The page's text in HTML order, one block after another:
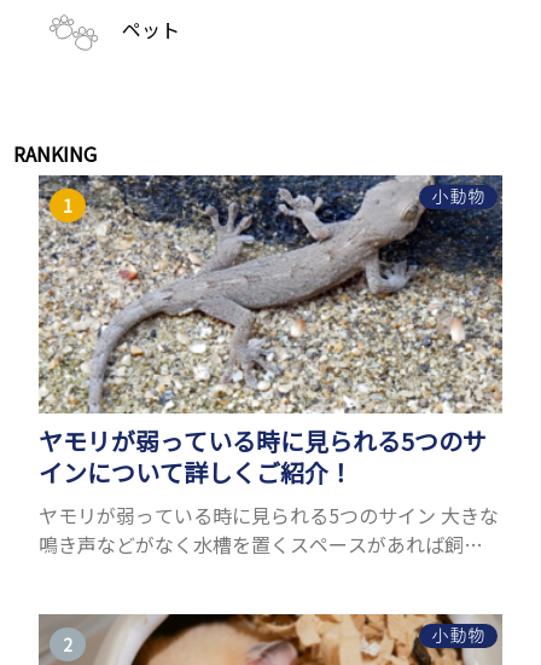
ペット
RANKING
小動物
ヤモリが弱っている時に見られる5つのサ
インについて詳しくご紹介！
ヤモリが弱っている時に見られる5つのサイン 大きな
鳴き声などがなく水槽を置くスペースがあれば飼う
でしょうか...
小動物